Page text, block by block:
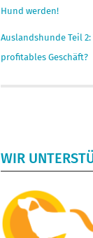
Hund werden!
Auslandshunde Teil
profitables Geschäft?
WIR